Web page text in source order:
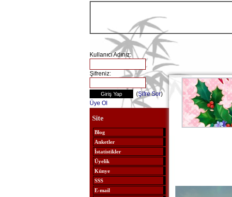
Kullanıcı Adınız:
Şifreniz:
(Şifre Sor)
Üye Ol
Site
Blog
Anketler
İstatistikler
Üyelik
Künye
SSS
E-mail